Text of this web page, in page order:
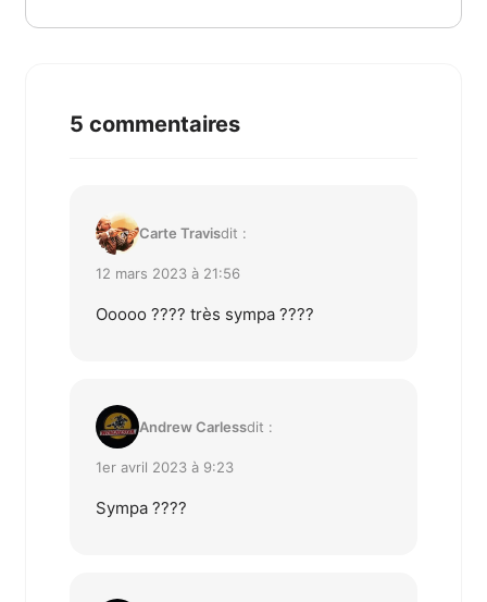
5 commentaires
Carte Travisdit :
12 mars 2023 à 21:56
Ooooo ???? très sympa ????
Andrew Carlessdit :
1er avril 2023 à 9:23
Sympa ????